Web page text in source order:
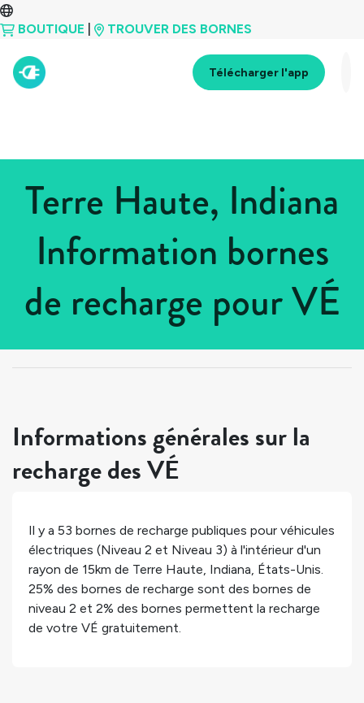
BOUTIQUE TROUVER DES BORNES
Télécharger l'app
Terre Haute, Indiana
Information bornes
de recharge pour VÉ
États-Unis > Indiana
Informations générales sur la
recharge des VÉ
Il y a 53 bornes de recharge publiques pour véhicules
électriques (Niveau 2 et Niveau 3) à l'intérieur d'un
rayon de 15km de Terre Haute, Indiana, États-Unis.
25% des bornes de recharge sont des bornes de
niveau 2 et 2% des bornes permettent la recharge
de votre VÉ gratuitement.